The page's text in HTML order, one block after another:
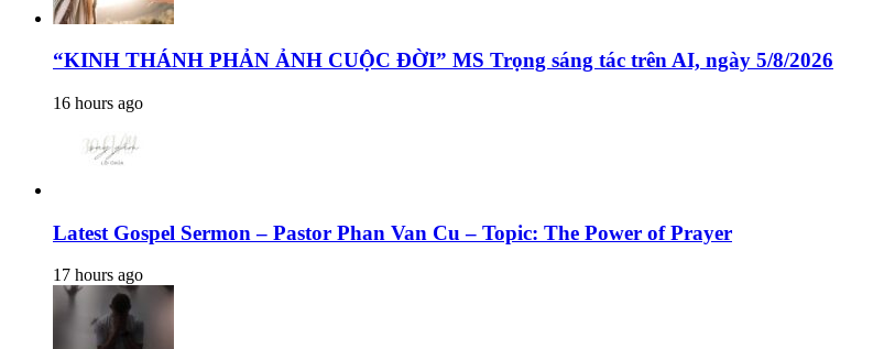
“KINH THÁNH PHẢN ẢNH CUỘC ĐỜI” MS Trọng sáng tác trên AI, ngày 5/8/2026
16 hours ago
Latest Gospel Sermon – Pastor Phan Van Cu – Topic: The Power of Prayer
17 hours ago